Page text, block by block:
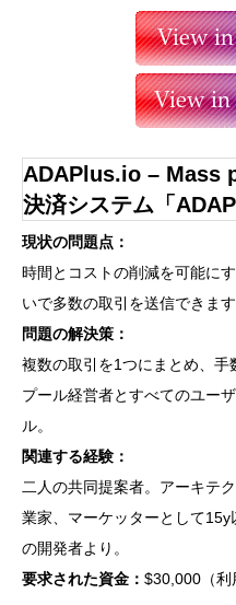
ADAPlus.io – Mass
決済システム「
現状の問題点：
時間とコストの削減を可能に
いで多数の取引を送信できます
問題の解決策：
複数の取引を1つにまとめ、手
プール経営者とすべてのユー
ル。
関連する経験：
二人の共同提案者。アーキテ
業家、マーケッターとして
の開発者より。
要求された資金： $30,000（利